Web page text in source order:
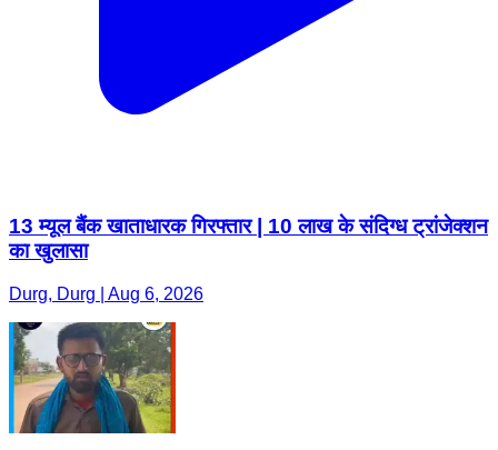
13 म्यूल बैंक खाताधारक गिरफ्तार | 10 लाख के संदिग्ध ट्रांजेक्शन
का खुलासा
Durg, Durg | Aug 6, 2026